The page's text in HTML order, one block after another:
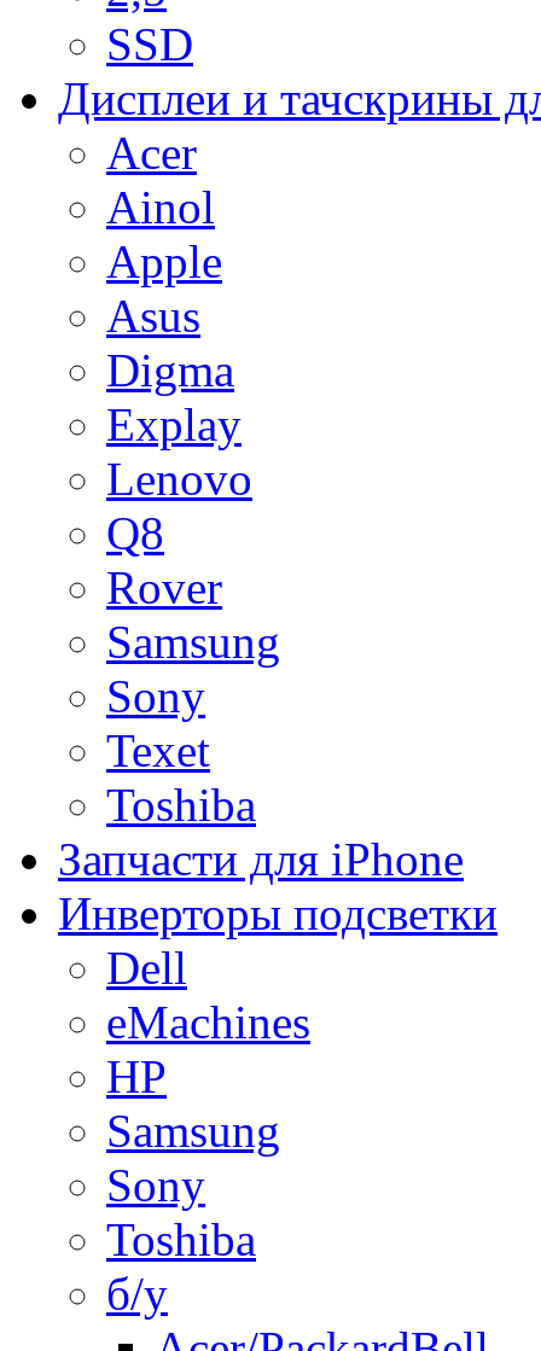
SSD
Дисплеи и тачскрины
Acer
Ainol
Apple
Asus
Digma
Explay
Lenovo
Q8
Rover
Samsung
Sony
Texet
Toshiba
Запчасти для iPhone
Инверторы подсветки
Dell
eMachines
HP
Samsung
Sony
Toshiba
б/у